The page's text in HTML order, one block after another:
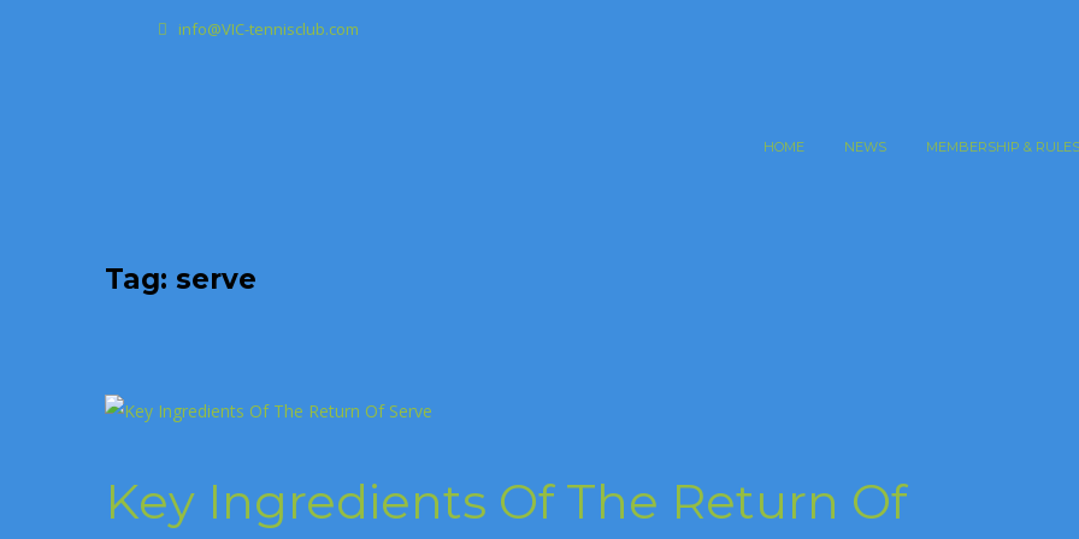
info@VIC-tennisclub.com
HOME NEWS MEMBERSHIP & RULES
Tag: serve
Key Ingredients Of The Return Of